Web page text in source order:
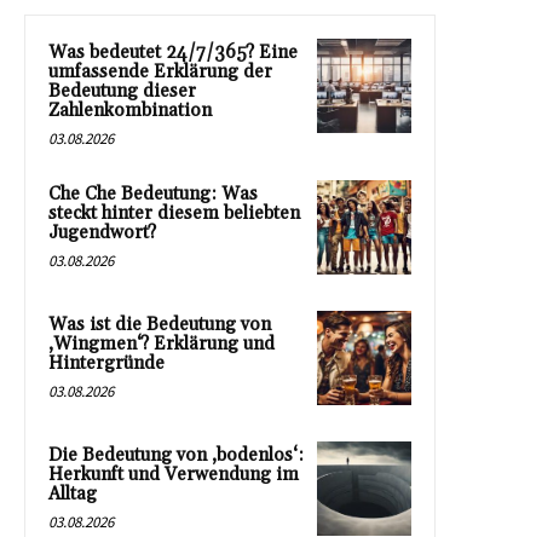
Was bedeutet 24/7/365? Eine
umfassende Erklärung der
Bedeutung dieser
Zahlenkombination
03.08.2026
Che Che Bedeutung: Was
steckt hinter diesem beliebten
Jugendwort?
03.08.2026
Was ist die Bedeutung von
‚Wingmen‘? Erklärung und
Hintergründe
03.08.2026
Die Bedeutung von ‚bodenlos‘:
Herkunft und Verwendung im
Alltag
03.08.2026